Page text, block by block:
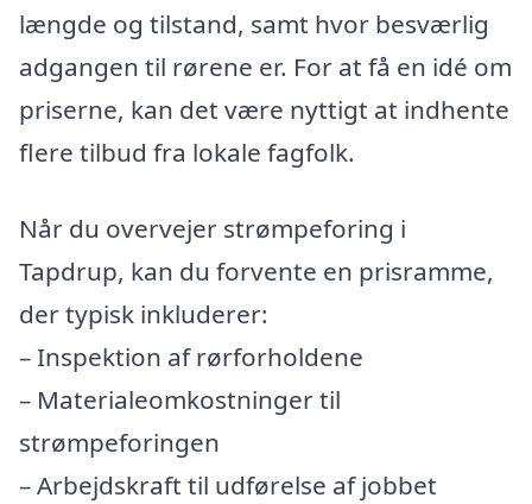
længde og tilstand, samt hvor besværlig
adgangen til rørene er. For at få en idé om
priserne, kan det være nyttigt at indhente
flere tilbud fra lokale fagfolk.
Når du overvejer strømpeforing i
Tapdrup, kan du forvente en prisramme,
der typisk inkluderer:
– Inspektion af rørforholdene
– Materialeomkostninger til
strømpeforingen
– Arbejdskraft til udførelse af jobbet